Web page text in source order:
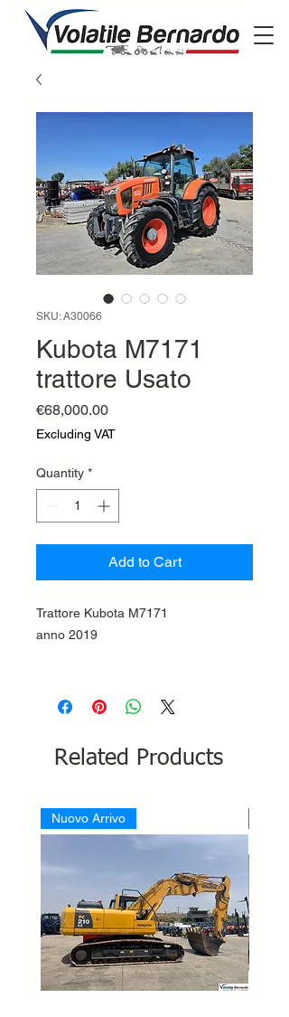
SKU: A30066
Kubota M7171
trattore Usato
€68,000.00Price
Excluding VAT
Quantity *
Add to Cart
Trattore Kubota M7171
anno 2019
Related Products
Nuovo Arrivo